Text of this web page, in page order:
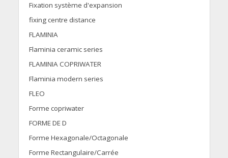
Fixation système d'expansion
fixing centre distance
FLAMINIA
Flaminia ceramic series
FLAMINIA COPRIWATER
Flaminia modern series
FLEO
Forme copriwater
FORME DE D
Forme Hexagonale/Octagonale
Forme Rectangulaire/Carrée